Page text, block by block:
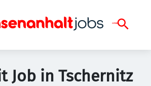
Job in Tschernitz